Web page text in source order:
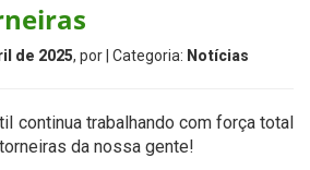
de 2025, por | Categoria: Notícias
continua trabalhando com força total
da nossa gente!